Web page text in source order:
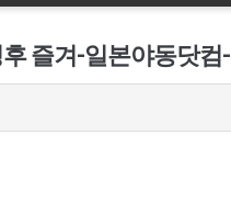
즐겨-일본야동닷컴-